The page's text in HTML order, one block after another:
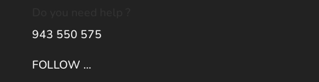
943 550 575
FOLLOW …